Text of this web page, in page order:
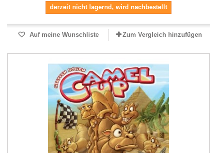
derzeit nicht lagernd, wird nachbestellt
Auf meine Wunschliste Zum Vergleich hinzufügen